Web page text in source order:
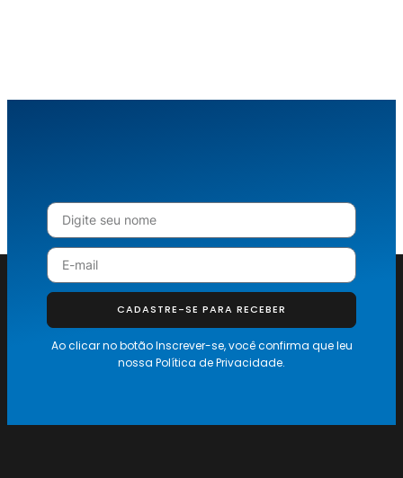
CADASTRE-SE PARA RECEBER
Ao clicar no botão Inscrever-se, você confirma que leu
nossa Política de Privacidade.